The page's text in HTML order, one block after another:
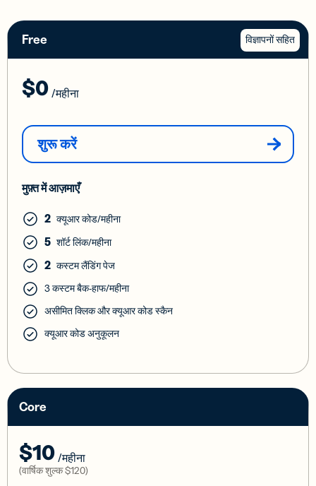
विज्ञापनों सहित
Free
$0 /महीना
शुरू करें
मुफ़्त में आज़माएँ
2 क्यूआर कोड/महीना
5 शॉर्ट लिंक/महीना
2 कस्टम लैंडिंग पेज
3 कस्टम बैक-हाफ/महीना
असीमित क्लिक और क्यूआर कोड स्कैन
क्यूआर कोड अनुकूलन
Core
$10 /महीना
(वार्षिक शुल्क$120)